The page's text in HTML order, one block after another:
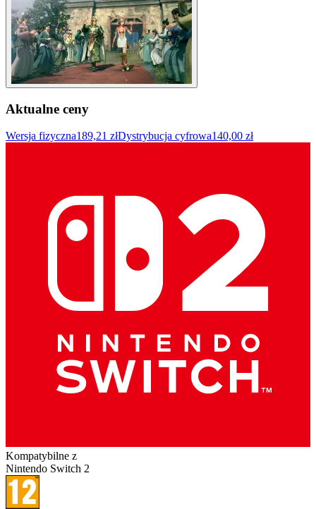
Aktualne ceny
Wersja fizyczna189,21 złDystrybucja cyfrowa140,00 zł
Kompatybilne z
Nintendo Switch 2